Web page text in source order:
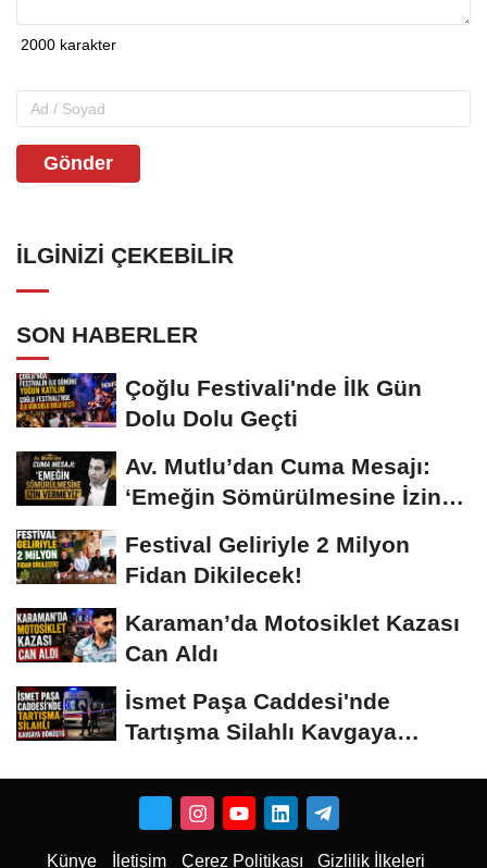
Gönder
İLGINIZI ÇEKEBILIR
SON HABERLER
Çoğlu Festivali'nde İlk Gün
Dolu Dolu Geçti
Av. Mutlu’dan Cuma Mesajı:
‘Emeğin Sömürülmesine İzin
Festival Geliriyle 2 Milyon
Fidan Dikilecek!
Karaman’da Motosiklet Kazası
Can Aldı
İsmet Paşa Caddesi'nde
Tartışma Silahlı Kavgaya
Künye İletişim Çerez Politikası Gizlilik İlkeleri